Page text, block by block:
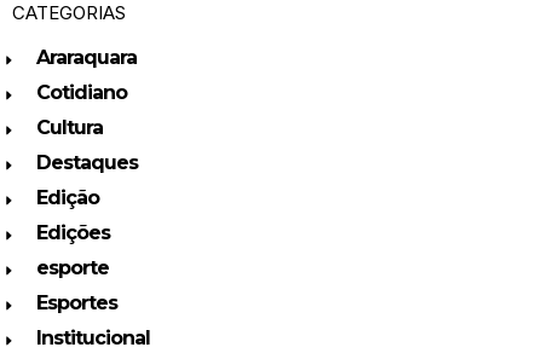
CATEGORIAS
Araraquara
Cotidiano
Cultura
Destaques
Edição
Edições
esporte
Esportes
Institucional